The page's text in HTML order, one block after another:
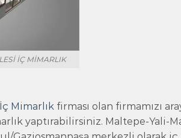
İÇ MIMARLIK
Mimarlık firması olan firmamızı
yaptırabilirsiniz. Maltepe-Yali-